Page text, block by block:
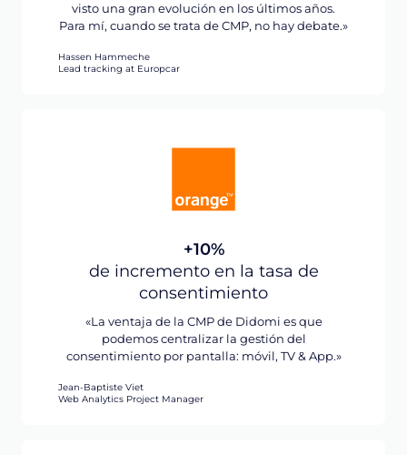
visto una gran evolución en los últimos años.
Para mí, cuando se trata de CMP, no hay debate.»
Hassen Hammeche
Lead tracking at Europcar
+10%
de incremento en la tasa de
consentimiento
«La ventaja de la CMP de Didomi es que
podemos centralizar la gestión del
consentimiento por pantalla: móvil, TV & App.»
Jean-Baptiste Viet
Web Analytics Project Manager